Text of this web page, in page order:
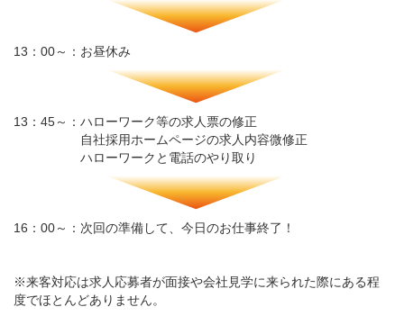
13：00～：お昼休み
13：45～：ハローワーク等の求人票の修正
自社採用ホームページの求人内容微修正
ハローワークと電話のやり取り
16：00～：次回の準備して、今日のお仕事終了！
※来客対応は求人応募者が面接や会社見学に来られた際にある程
度でほとんどありません。